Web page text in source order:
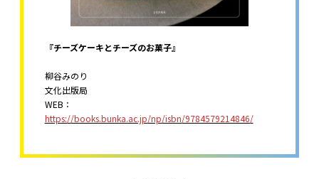
『チーズケーキとチーズのお菓子』
柳谷みのり
文化出版局
WEB：
https://books.bunka.ac.jp/np/isbn/9784579214846/